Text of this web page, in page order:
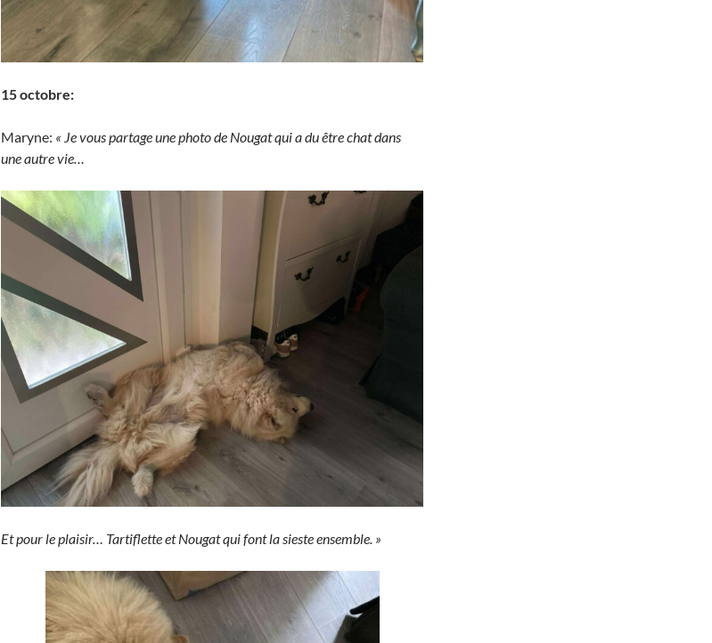
15 octobre:
Maryne: « Je vous partage une photo de Nougat qui a du être chat dans
une autre vie…
Et pour le plaisir… Tartiflette et Nougat qui font la sieste ensemble. »